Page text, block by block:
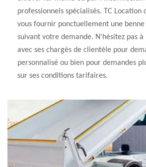
professionnels spécialisés. TC Location
vous fournir ponctuellement une
suivant votre demande. N'hésitez pas
avec ses chargés de clientèle pour
personnalisé ou bien pour demandes
sur ses conditions tarifaires.